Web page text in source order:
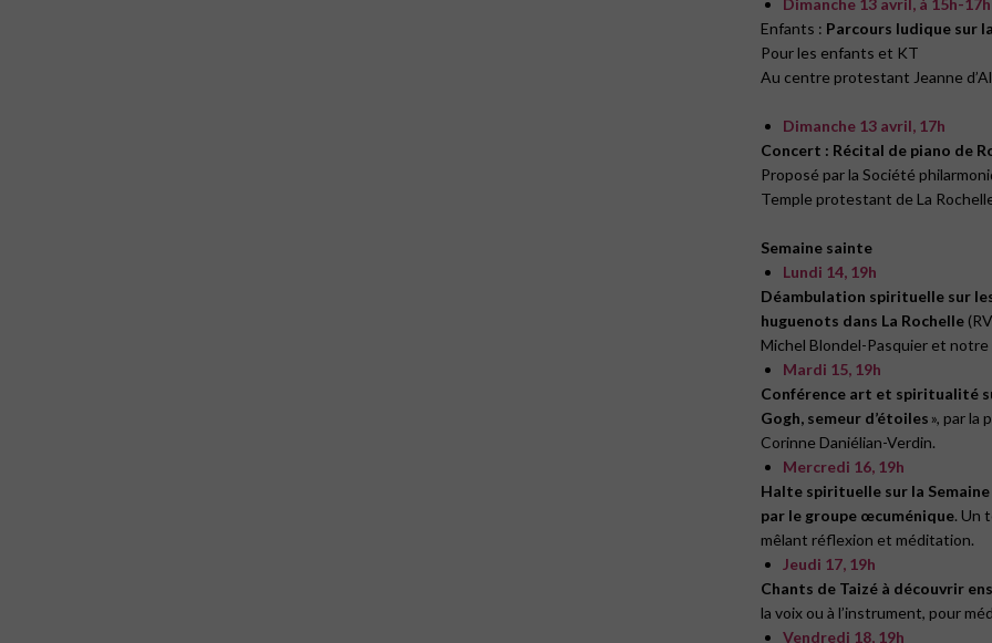
Dimanche 13 avril, à 15h-17h
Enfants : Parcours ludique sur
Pour les enfants et KT
Au centre protestant Jeanne
Dimanche 13 avril, 17h
Concert : Récital de piano de
Proposé par la Société
Temple protestant de La
Semaine sainte
Lundi 14, 19h
Déambulation spiri­tuelle sur
huguenots dans La Rochelle
Michel Blondel-Pasquier et notre
Mardi 15, 19h
Conférence art et spiritualité
Gogh, semeur d’étoiles », par la
Corinne Daniélian-Verdin.
Mercredi 16, 19h
Halte spirituelle sur la
par le groupe œcuménique. Un
mêlant réflexion et méditation.
Jeudi 17, 19h
Chants de Taizé à découvrir
la voix ou à l’instrument, pour
Vendredi 18, 19h